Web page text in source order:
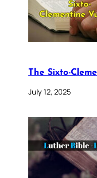
The Sixto-
July 12, 2025